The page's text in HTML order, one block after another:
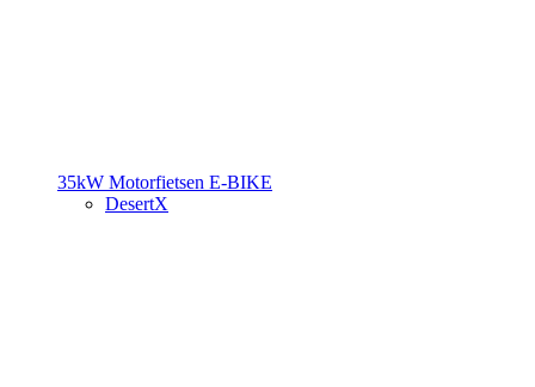
35kW Motorfietsen E-BIKE
DesertX